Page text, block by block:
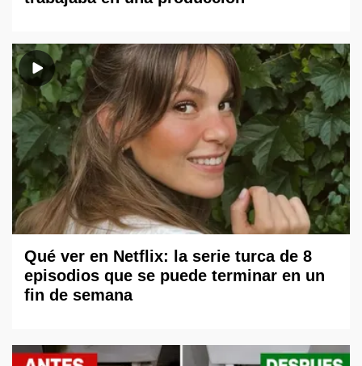
Qué ver en Netflix: la serie turca de 8
episodios que se puede terminar en un
fin de semana